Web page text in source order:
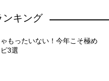
ンキング
もったいない！今年こそ極め
3選